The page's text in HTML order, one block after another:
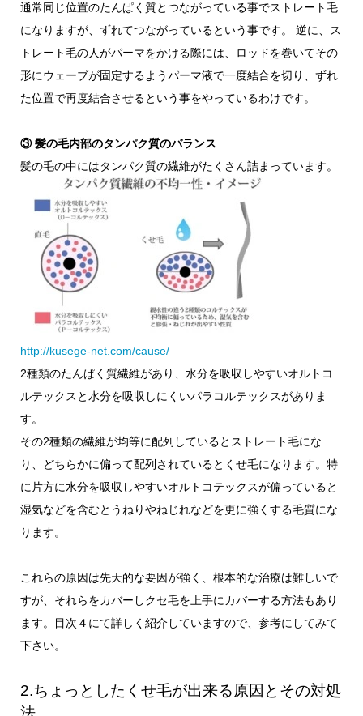
通常同じ位置のたんぱく質とつながっている事でストレート毛
になりますが、ずれてつながっているという事です。 逆に、ス
トレート毛の人がパーマをかける際には、ロッドを巻いてその
形にウェーブが固定するようパーマ液で一度結合を切り、ずれ
た位置で再度結合させるという事をやっているわけです。
③ 髪の毛内部のタンパク質のバランス
髪の毛の中にはタンパク質の繊維がたくさん詰まっています。
http://kusege-net.com/cause/
2種類のたんぱく質繊維があり、水分を吸収しやすいオルトコ
ルテックスと水分を吸収しにくいパラコルテックスがありま
す。
その2種類の繊維が均等に配列しているとストレート毛にな
り、どちらかに偏って配列されているとくせ毛になります。特
に片方に水分を吸収しやすいオルトコテックスが偏っていると
湿気などを含むとうねりやねじれなどを更に強くする毛質にな
ります。
これらの原因は先天的な要因が強く、根本的な治療は難しいで
すが、それらをカバーしクセ毛を上手にカバーする方法もあり
ます。目次４にて詳しく紹介していますので、参考にしてみて
下さい。
2.ちょっとしたくせ毛が出来る原因とその対処
法